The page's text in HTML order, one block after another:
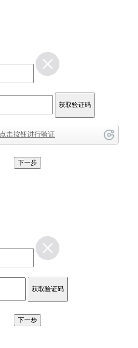
获取验证码
点击按钮进行验证
下一步
获取验证码
下一步